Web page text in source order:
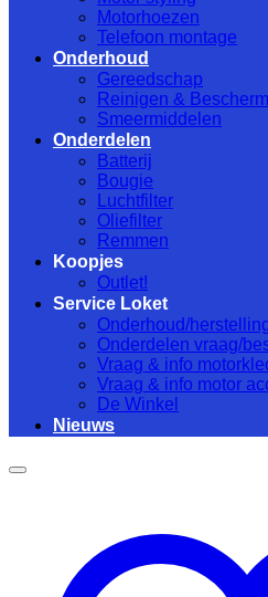
Motorhoezen
Telefoon montage
Onderhoud
Gereedschap
Reinigen &
Smeermiddelen
Onderdelen
Batterij
Bougie
Luchtfilter
Oliefilter
Remmen
Koopjes
Outlet!
Service Loket
Onderhoud/
Onderdelen vraag/
Vraag & info
Vraag & info motor
De Winkel
Nieuws